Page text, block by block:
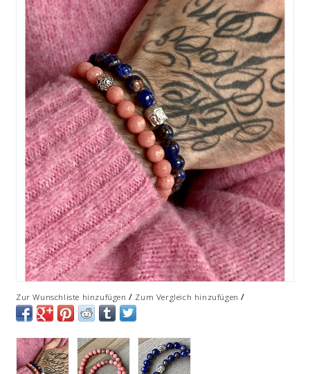
Zur Wunschliste hinzufügen / Zum Vergleich hinzufügen /